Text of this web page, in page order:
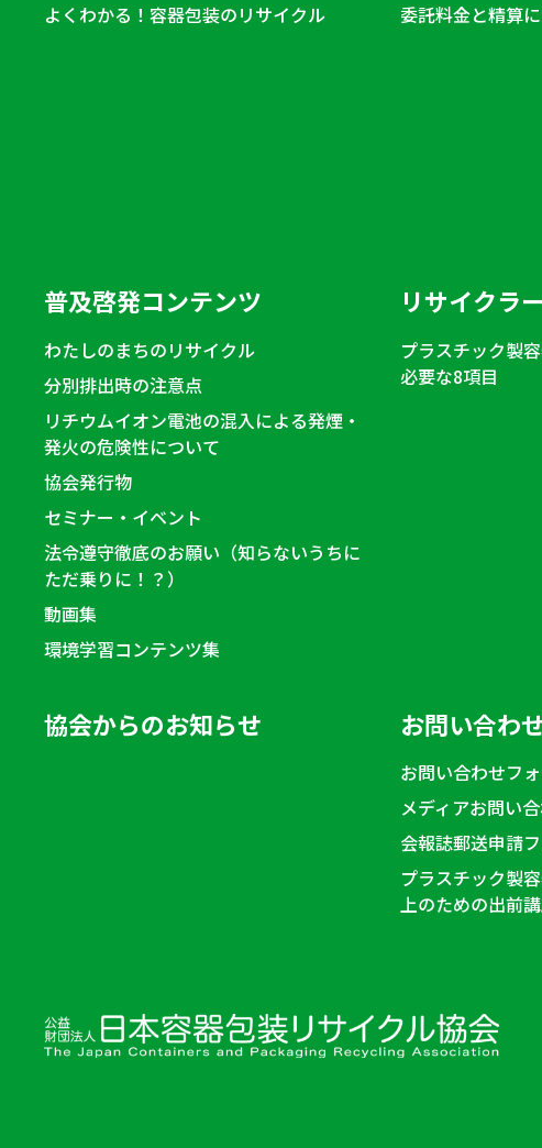
よくわかる！容器包装のリサイクル
委託料金と精算
普及啓発コンテンツ
わたしのまちのリサイクル
分別排出時の注意点
リチウムイオン電池の混入による発煙・
発火の危険性について
協会発行物
セミナー・イベント
法令遵守徹底のお願い（知らないうちに
ただ乗りに！？）
動画集
環境学習コンテンツ集
リサイクラ
プラスチック製
必要な8項目
協会からのお知らせ お問い合わ
お問い合わせフ
メディアお問い
会報誌郵送申請
プラスチック製
上のための出前